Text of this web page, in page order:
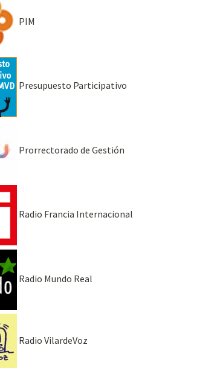
PIM
Presupuesto Participativo
Prorrectorado de Gestión
Radio Francia Internacional
Radio Mundo Real
Radio VilardeVoz